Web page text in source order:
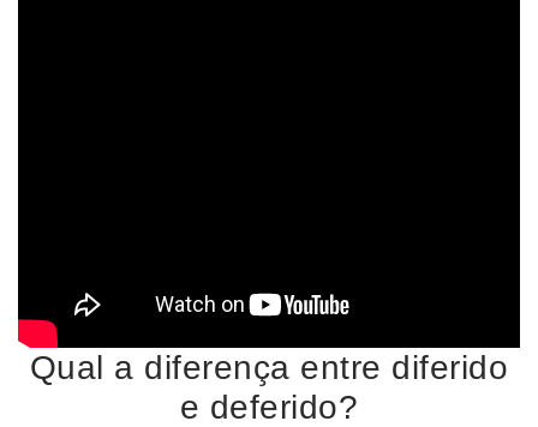
Qual a diferença entre diferido
e deferido?